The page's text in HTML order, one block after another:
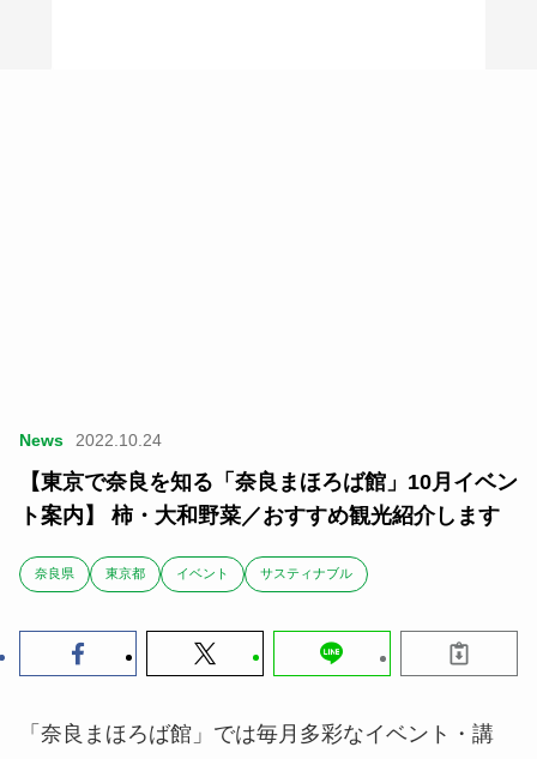
News 2022.10.24
【東京で奈良を知る「奈良まほろば館」10月イベン
ト案内】 柿・大和野菜／おすすめ観光紹介します
奈良県 東京都 イベント サスティナブル
「奈良まほろば館」では毎月多彩なイベント・講